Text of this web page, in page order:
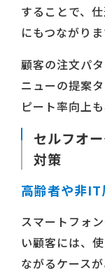
することで、
にもつながりま
顧客の注文パ
ニューの提案
ピート率向上
セルフオ
対策
高齢者や非IT
スマートフォ
い顧客には、
ながるケース